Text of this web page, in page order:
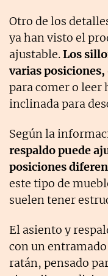
Otro de los
ya han visto el
ajustable.Los
varias posiciones,
para comer o leer
inclinada para
Según la
respaldo puede
posiciones
este tipo de
suelen tener
El asiento y
con un entramado
ratán, pensado